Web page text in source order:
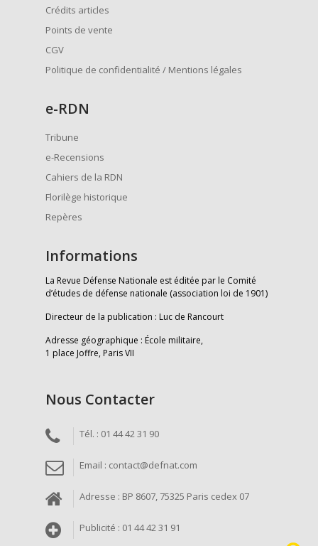
Crédits articles
Points de vente
CGV
Politique de confidentialité / Mentions légales
e-RDN
Tribune
e-Recensions
Cahiers de la RDN
Florilège historique
Repères
Informations
La Revue Défense Nationale est éditée par le Comité
d’études de défense nationale (association loi de 1901)
Directeur de la publication : Luc de Rancourt
Adresse géographique : École militaire,
1 place Joffre, Paris VII
Nous Contacter
Tél. : 01 44 42 31 90
Email : contact@defnat.com
Adresse : BP 8607, 75325 Paris cedex 07
Publicité : 01 44 42 31 91